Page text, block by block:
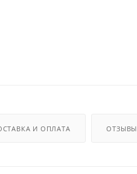
И ОПЛАТА ОТЗЫВЫ